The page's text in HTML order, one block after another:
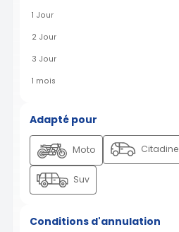
1 Jour
2 Jour
3 Jour
1 mois
Adapté pour
Moto Citadine
Suv
Conditions d'annulation